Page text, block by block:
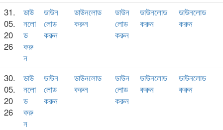
31.
05.
20
26
ডাউ
নলো
ড
করু
ন
ডাউন
লোড
করুন
ডাউনলোড
করুন
ডাউন
লোড
করুন
ডাউনলোড
করুন
ডাউনলোড
করুন
30.
05.
20
26
ডাউ
নলো
ড
করু
ন
ডাউন
লোড
করুন
ডাউনলোড
করুন
ডাউন
লোড
করুন
ডাউনলোড
করুন
ডাউনলোড
করুন